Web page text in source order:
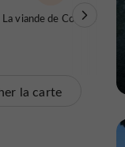
La viande de Corrèze
la carte